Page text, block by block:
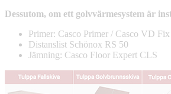
Dessutom, om ett golvvärmesystem är
Primer: Casco Primer / Casco VD Fix
Distanslist Schönox RS 50
Jämning: Casco Floor Expert CLS